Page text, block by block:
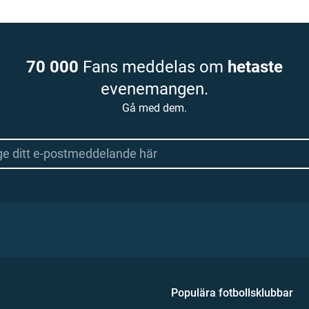
70 000 Fans meddelas om hetaste
evenemangen.
Gå med dem.
Populära fotbollsklubbar